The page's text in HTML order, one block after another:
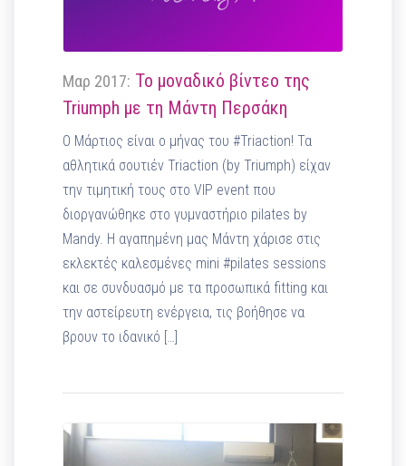
Μαρ 2017: Το μοναδικό βίντεο της
Triumph με τη Μάντη Περσάκη
Ο Μάρτιος είναι ο μήνας του #Triaction! Τα
αθλητικά σουτιέν Triaction (by Triumph) είχαν
την τιμητική τους στο VIP event που
διοργανώθηκε στο γυμναστήριο pilates by
Mandy. Η αγαπημένη μας Μάντη χάρισε στις
εκλεκτές καλεσμένες mini #pilates sessions
και σε συνδυασμό με τα προσωπικά fitting και
την αστείρευτη ενέργεια, τις βοήθησε να
βρουν το ιδανικό […]